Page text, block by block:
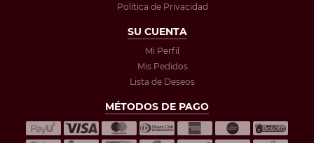
Política de Privacidad
SU CUENTA
Mi Perfil
Mis Pedidos
Lista de Deseos
MÉTODOS DE PAGO